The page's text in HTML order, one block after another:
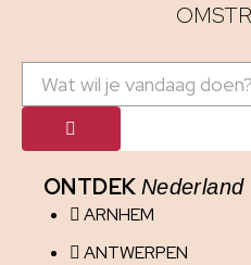
ONTDEK Nederland
ARNHEM
ANTWERPEN